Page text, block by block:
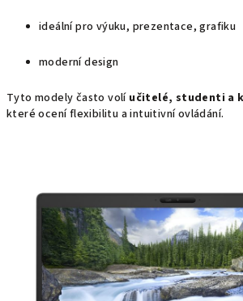
ideální pro výuku, prezentace, grafiku
moderní design
Tyto modely často volí učitelé, studenti a
které ocení flexibilitu a intuitivní ovládání.